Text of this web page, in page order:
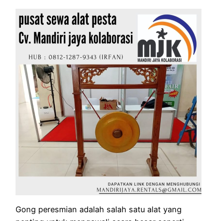
Gong peresmian adalah salah satu alat yang